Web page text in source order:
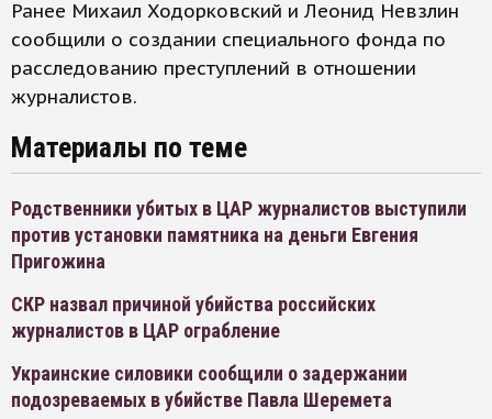
Ранее Михаил Ходорковский и Леонид Невзлин
сообщили о создании специального фонда по
расследованию преступлений в отношении
журналистов.
Материалы по теме
Родственники убитых в ЦАР журналистов выступили
против установки памятника на деньги Евгения
Пригожина
СКР назвал причиной убийства российских
журналистов в ЦАР ограбление
Украинские силовики сообщили о задержании
подозреваемых в убийстве Павла Шеремета